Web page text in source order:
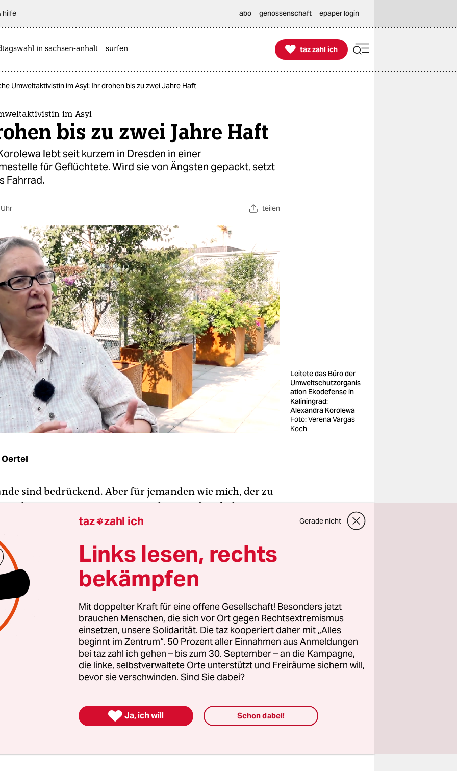
hilfe abo genossenschaft epaper login
in sachsen-anhalt surfen 
taz zahl ich
taz zahl ich
Umweltaktivistin im Asyl: Ihr drohen bis zu zwei Jahre Haft
im Asyl
bis zu zwei Jahre Haft
lebt seit kurzem in Dresden in einer
für Geflüchtete. Wird sie von Ängsten gepackt, setzt
Fahrrad.
teilen
Leitete das Büro der
Umweltschutzorganis
ation Ekodefense in
Kaliningrad:
Alexandra Korolewa
Foto: Verena Vargas
Koch
sind bedrückend. Aber für jemanden wie mich, der zu
jeden Sommer in einem Pionierlager verbracht hat, ist
Grund, depressiv zu werden“, sagt Alexandra Korolewa.
Juni floh die russische Umweltaktivistin aus
Gründen nach Deutschland undhat hier einen Antrag auf
. Seit kurzem lebt sie in einer Erstaufnahmestelle für
Dresden.
taz zahl ich Gerade nicht
Links lesen, rechts
bekämpfen
Mit doppelter Kraft für eine offene Gesellschaft! Besonders jetzt
brauchen Menschen, die sich vor Ort gegen Rechtsextremismus
einsetzen, unsere Solidarität. Die taz kooperiert daher mit „Alles
beginnt im Zentrum“. 50 Prozent aller Einnahmen aus Anmeldungen
bei taz zahl ich gehen – bis zum 30. September – an die Kampagne,
die linke, selbstverwaltete Orte unterstützt und Freiräume sichern will,
bevor sie verschwinden. Sind Sie dabei?
 Ja, ich will Schon dabei!